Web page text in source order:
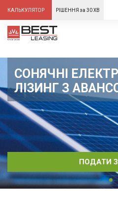
КАЛЬКУЛЯТОР РІШЕННЯ за 30 ХВ
СОНЯЧНІ
ЛІЗИНГ З
ПОДАТИ